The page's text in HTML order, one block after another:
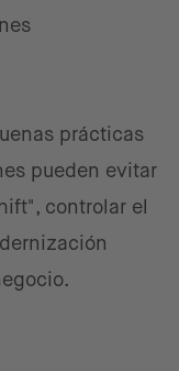
prácticas
pueden evitar
controlar el